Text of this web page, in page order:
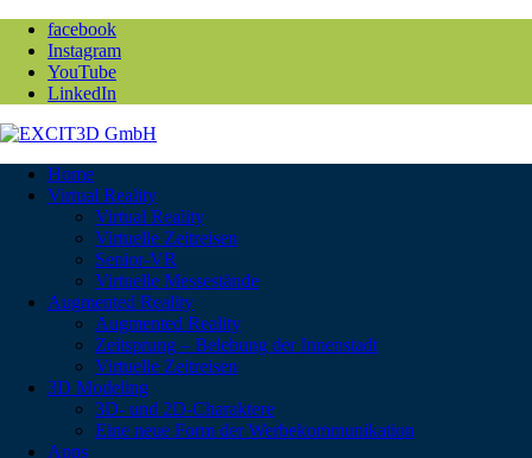
facebook
Instagram
YouTube
LinkedIn
Home
Virtual Reality
Virtual Reality
Virtuelle Zeitreisen
Senior-VR
Virtuelle Messestände
Augmented Reality
Augmented Reality
Zeitsprung – Belebung der Innenstadt
Virtuelle Zeitreisen
3D Modeling
3D- und 2D-Charaktere
Eine neue Form der Werbekommunikation
Apps